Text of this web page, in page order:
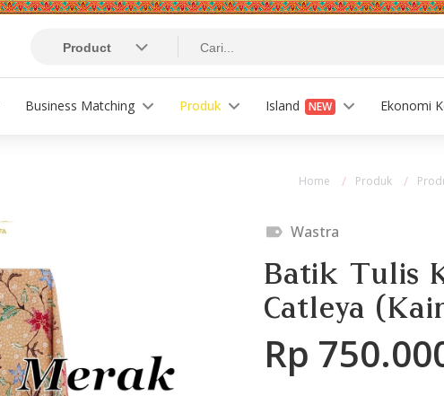
Business Matching Produk Island NEW Ekonomi
Home Produk
Wastra
Batik Tulis
Catleya
Rp